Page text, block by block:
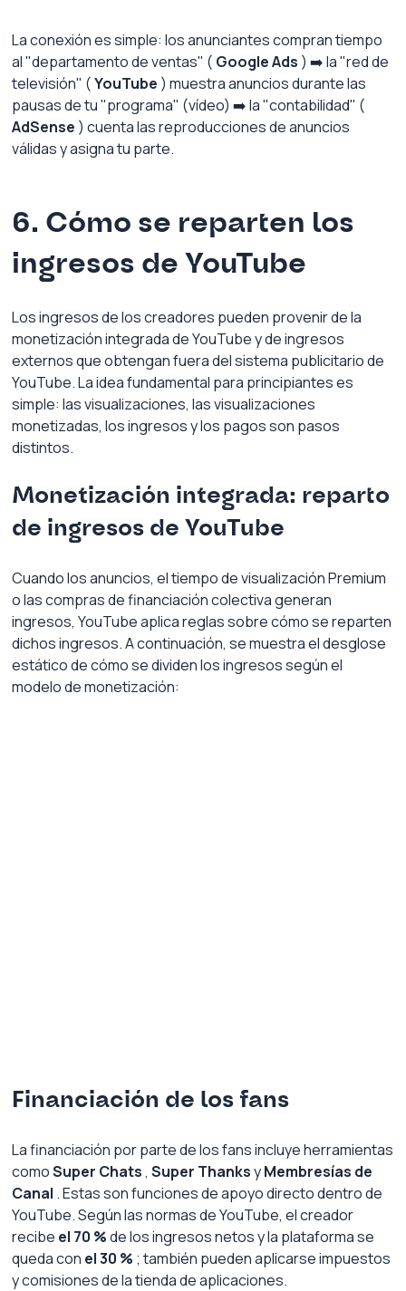
La conexión es simple: los anunciantes compran tiempo
al "departamento de ventas" ( Google Ads ) ➡️ la "red de
televisión" (YouTube ) muestra anuncios durante las
pausas de tu "programa" (vídeo) ➡️ la "contabilidad" (
AdSense ) cuenta las reproducciones de anuncios
válidas y asigna tu parte.
6. Cómo se reparten los
ingresos de YouTube
Los ingresos de los creadores pueden provenir de la
monetización integrada de YouTube y de ingresos
externos que obtengan fuera del sistema publicitario de
YouTube. La idea fundamental para principiantes es
simple: las visualizaciones, las visualizaciones
monetizadas, los ingresos y los pagos son pasos
distintos.
Monetización integrada: reparto
de ingresos de YouTube
Cuando los anuncios, el tiempo de visualización Premium
o las compras de financiación colectiva generan
ingresos, YouTube aplica reglas sobre cómo se reparten
dichos ingresos. A continuación, se muestra el desglose
estático de cómo se dividen los ingresos según el
modelo de monetización:
Financiación de los fans
La financiación por parte de los fans incluye herramientas
comoSuper Chats, Super ThanksyMembresías de
Canal . Estas son funciones de apoyo directo dentro de
YouTube. Según las normas de YouTube, el creador
recibe el 70 %de los ingresos netos y la plataforma se
queda con el 30 % ; también pueden aplicarse impuestos
y comisiones de la tienda de aplicaciones.